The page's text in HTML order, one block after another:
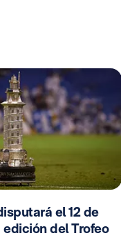
el 12 de
del Trofeo